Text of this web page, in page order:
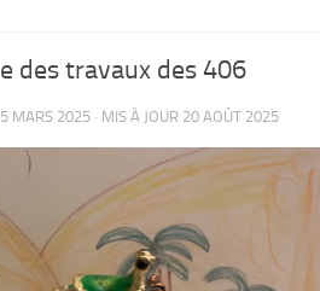
des travaux des 406
MARS 2025 · MIS À JOUR 20 AOÛT 2025